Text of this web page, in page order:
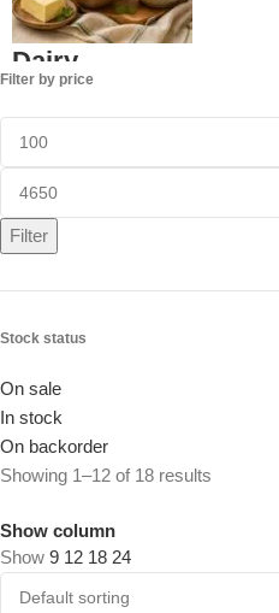
Dairy
1 product
Filter by price
Filter
Stock status
On sale
In stock
On backorder
Showing 1–12 of 18 results
Show column
Show 9 12 18 24